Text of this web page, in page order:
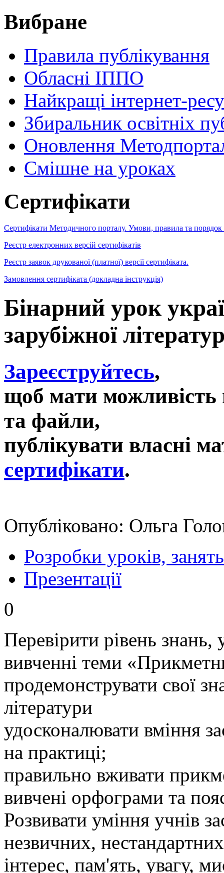
Вибране
Правила публікування
Обласні ІППО
Найкращі інтернет-
Збиральник освітніх
Оновлення
Cмішне на уроках
Сертифікати
Сертифікати Методичного порталу. Умови, правила та порядок
Реєстр електронних версій сертифікатів
Реєстр заявок друкованої (платної) версії сертифіката.
Замовлення сертифіката (докладна інструкція)
Бінарний урок
зарубіжної
Зареєструйтесь,
щоб мати можливість
та файли,
публікувати власні
сертифікати.
Опубліковано: Ольга
Розробки уроків, занять
Презентації
0
Перевірити рівень
вивченні теми
продемонструвати свої
літератури
удосконалювати вміння
на практиці;
правильно вживати
вивчені орфограми та
Розвивати уміння учнів
незвичних,
інтерес, пам'ять, увагу,